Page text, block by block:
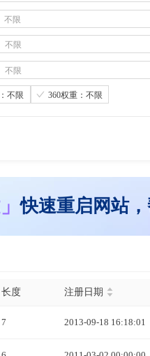
不限
不限
不限
不限 360权重：不限
快速重启网站
长度 注册日期
7 2013-09-18 16:18:01